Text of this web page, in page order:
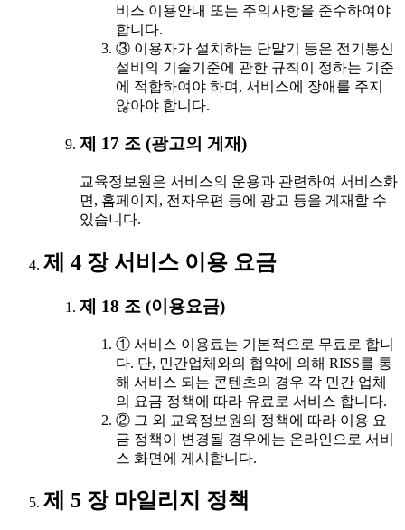
비스 이용안내 또는 주의사항을 준수하여야
합니다.
③ 이용자가 설치하는 단말기 등은 전기통신
설비의 기술기준에 관한 규칙이 정하는 기준
에 적합하여야 하며, 서비스에 장애를 주지
않아야 합니다.
제 17 조 (광고의 게재)
교육정보원은 서비스의 운용과 관련하여 서비스화
면, 홈페이지, 전자우편 등에 광고 등을 게재할 수
있습니다.
제 4 장 서비스 이용 요금
제 18 조 (이용요금)
① 서비스 이용료는 기본적으로 무료로 합니
다. 단, 민간업체와의 협약에 의해 RISS를 통
해 서비스 되는 콘텐츠의 경우 각 민간 업체
의 요금 정책에 따라 유료로 서비스 합니다.
② 그 외 교육정보원의 정책에 따라 이용 요
금 정책이 변경될 경우에는 온라인으로 서비
스 화면에 게시합니다.
제 5 장 마일리지 정책